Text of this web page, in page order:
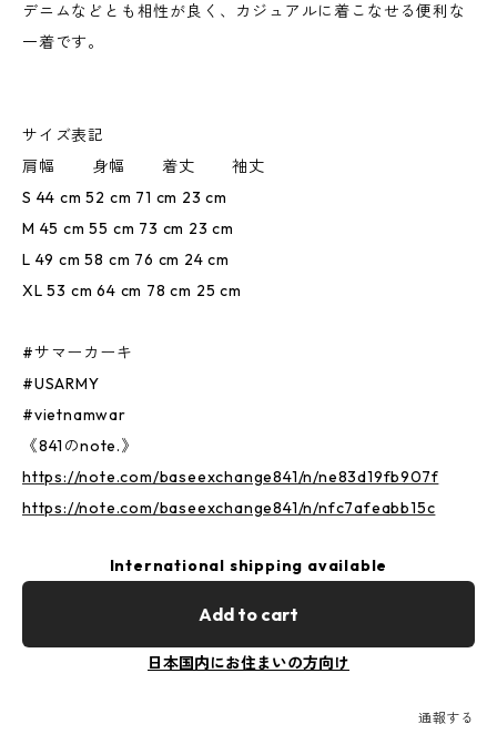
デニムなどとも相性が良く、カジュアルに着こなせる便利な
一着です。
サイズ表記
肩幅 身幅 着丈 袖丈
S 44 cm 52 cm 71 cm 23 cm
M 45 cm 55 cm 73 cm 23 cm
L 49 cm 58 cm 76 cm 24 cm
XL 53 cm 64 cm 78 cm 25 cm
#サマーカーキ
#USARMY
#vietnamwar
《841のnote.》
https://note.com/baseexchange841/n/ne83d19fb907f
https://note.com/baseexchange841/n/nfc7afeabb15c
International shipping available
Add to cart
日本国内にお住まいの方向け
通報する